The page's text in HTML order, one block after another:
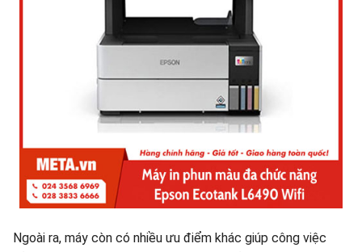
Ngoài ra, máy còn có nhiều ưu điểm khác giúp công việc